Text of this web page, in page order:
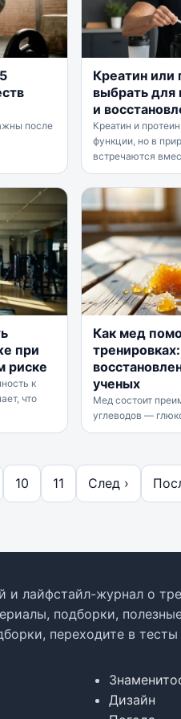
после
Креатин или
выбрать
и
Креатин и
функции, но в
встречаются
при
риске
к
что
Как мед
ученых
Мед состоит
углеводов —
10 11 След ›
и лайфстайл-журнал о
подборки,
переходите в
Дизайн